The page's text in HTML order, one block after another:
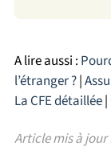
A lire aussi :
l’étranger ?|
La CFE détaillée|
Article mis à jour